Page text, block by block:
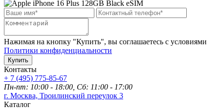
Нажимая на кнопку "Купить", вы соглашаетесь с условиями
Политики конфиденциальности
Купить
Контакты
+ 7 (495) 775-85-67
Пн-пт: 10:00 - 18:00, Сб: 11:00 - 17:00
г. Москва, Троилинский переулок 3
Каталог